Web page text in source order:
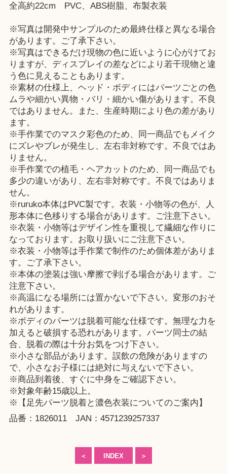
全高約22cm PVC、ABS樹脂、布製衣装
※写真は開発中サンプルのため最終仕様と異なる場合
があります。ご了承下さい。
※写真はできるだけ現物の色に近いように心がけてお
りますが、ディスプレイの差などにより若干現物と違
う色に見えることもあります。
※素材の仕様上、ヘッド・ボディにはパーツごとの色
ムラや細かい異物・バリ・細かい傷があります。不良
ではありません。また、生産時期により色の差があり
ます。
※手作業でのマスク彩色のため、同一商品でもメイク
にズレやブレが発生し、左右非対称です。不良ではあ
りません。
※手作業での植毛・ヘアカットのため、同一商品でも
多少の違いがあり、左右非対称です。不良ではありま
せん。
※ruruko本体はPVC製です。衣装・小物等の色が、人
形本体に色移りする場合があります。ご注意下さい。
※衣装・小物等はデザイン性を重視して繊細な作りに
なっております。お取り扱いにご注意下さい。
※衣装・小物等は手作業で制作のため個体差がありま
す。ご了承下さい。
※本体の塗装は強い摩擦で剥げる場合があります。ご
注意下さい。
※高温になる場所には置かないで下さい。変形のおそ
れがあります。
※ボディのパーツは脱着可能な仕様です。無理な力を
加えると破損する恐れがあります。パーツ同士の結
合、脱着の際は十分お気をつけ下さい。
※小さな部品があります。誤飲の危険がありますの
で、小さなお子様には絶対に与えないで下さい。
※商品到着後、すぐに中身をご確認下さい。
※対象年齢15歳以上。
※【足先パーツ脱着と濃色衣装についてのご案内】
品番：1826011 JAN：4571239257337
＜ INDEX ＞